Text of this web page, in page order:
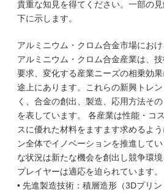
貴重な知見を得てください。一部の
下に示します。
アルミニウム・クロム合金市場にお
アルミニウム・クロム合金産業は、
要求、変化する産業ニーズの相乗効
途上にあります。これらの新興トレ
く、合金の創出、製造、応用方法そ
を表しています。 各産業は性能・コ
スに優れた材料をますます求めるよ
ン全体でイノベーションを推進して
な状況は新たな機会を創出し競争環
プレイヤーは適応を迫られています。
• 先進製造技術：積層造形（3Dプリ